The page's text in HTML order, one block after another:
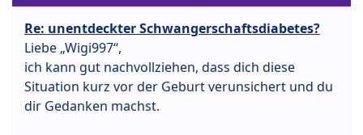
Re: unentdeckter Schwangerschaftsdiabetes?
Liebe „Wigi997“,
ich kann gut nachvollziehen, dass dich diese
Situation kurz vor der Geburt verunsichert und du
dir Gedanken machst.